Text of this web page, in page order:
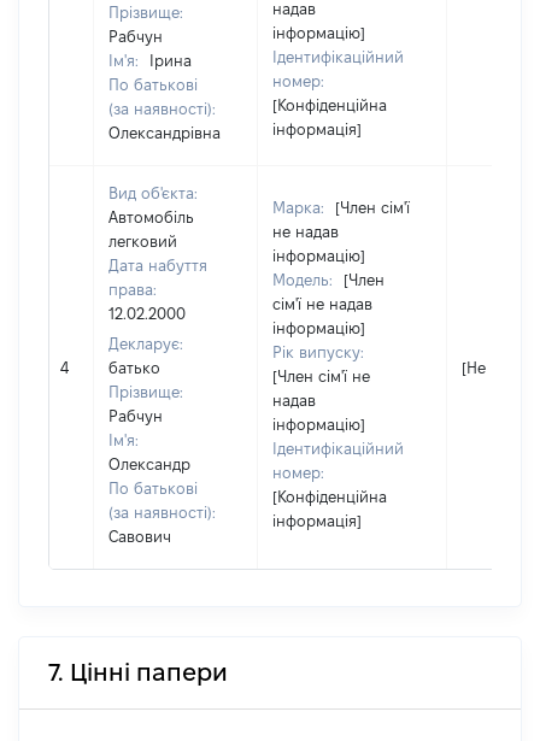
Прізвище:
Рабчун
Ім'я:
Ірина
По батькові
(за наявності):
Олександрівна
надав
інформацію]
Ідентифікаційний
номер:
[Конфіденційна
інформація]
4
Вид об'єкта:
Автомобіль
легковий
Дата набуття
права:
12.02.2000
Декларує:
батько
Прізвище:
Рабчун
Ім'я:
Олександр
По батькові
(за наявності):
Савович
Марка:
[Член сім'ї
не надав
інформацію]
Модель:
[Член
сім'ї не надав
інформацію]
Рік випуску:
[Член сім'ї не
надав
інформацію]
Ідентифікаційний
номер:
[Конфіденційна
інформація]
[Не
7. Цінні папери